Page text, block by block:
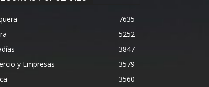
7635
5252
3847
y Empresas
3579
3560